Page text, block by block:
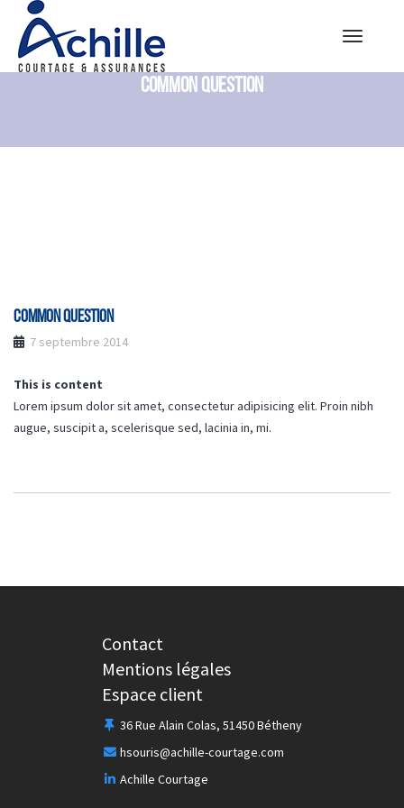
Toggle
COMMON QUESTION
COMMON QUESTION
7 septembre 2014
This is content
Lorem ipsum dolor sit amet, consectetur adipisicing elit. Proin nibh
augue, suscipit a, scelerisque sed, lacinia in, mi.
Contact
Mentions légales
Espace client
36 Rue Alain Colas, 51450 Bétheny
hsouris@achille-courtage.com
Achille Courtage
LE COURTIER RESPONSABLE
éthique, notre méthode
NOTRE EXPERTISE
LA COMMUNAUTÉ ACHILLE